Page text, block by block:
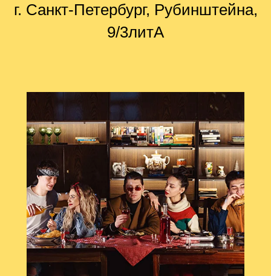
г. Санкт-Петербург, Рубинштейна,
9/3литА